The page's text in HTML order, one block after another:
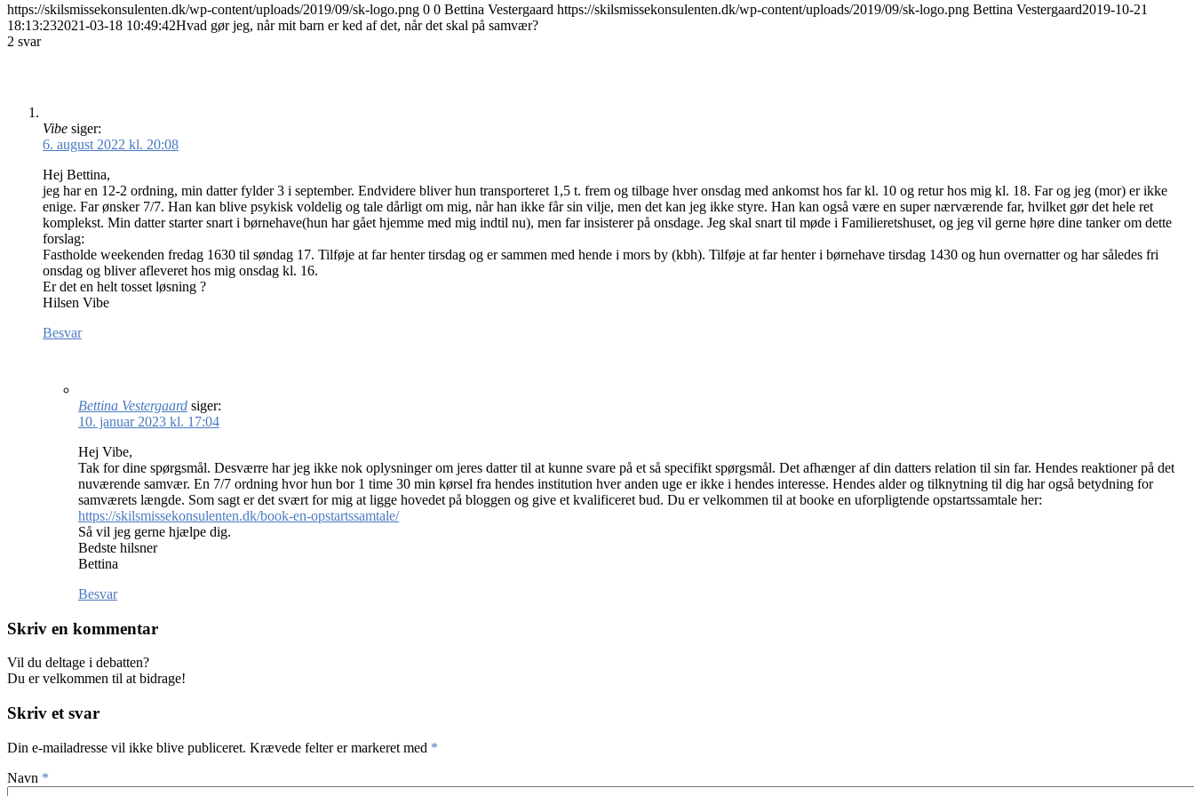
https://skilsmissekonsulenten.dk/wp-content/uploads/2019/09/sk-logo.png 0 0 Bettina Vestergaard https://skilsmissekonsulenten.dk/wp-content/uploads/2019/09/sk-logo.png Bettina Vestergaard2019-10-21
18:13:232021-03-18 10:49:42Hvad gør jeg, når mit barn er ked af det, når det skal på samvær?
2 svar
Vibe siger:
6. august 2022 kl. 20:08
Hej Bettina,
jeg har en 12-2 ordning, min datter fylder 3 i september. Endvidere bliver hun transporteret 1,5 t. frem og tilbage hver onsdag med ankomst hos far kl. 10 og retur hos mig kl. 18. Far og jeg (mor) er ikke
enige. Far ønsker 7/7. Han kan blive psykisk voldelig og tale dårligt om mig, når han ikke får sin vilje, men det kan jeg ikke styre. Han kan også være en super nærværende far, hvilket gør det hele ret
komplekst. Min datter starter snart i børnehave(hun har gået hjemme med mig indtil nu), men far insisterer på onsdage. Jeg skal snart til møde i Familieretshuset, og jeg vil gerne høre dine tanker om dette
forslag:
Fastholde weekenden fredag 1630 til søndag 17. Tilføje at far henter tirsdag og er sammen med hende i mors by (kbh). Tilføje at far henter i børnehave tirsdag 1430 og hun overnatter og har således fri
onsdag og bliver afleveret hos mig onsdag kl. 16.
Er det en helt tosset løsning ?
Hilsen Vibe
Besvar
Bettina Vestergaard siger:
10. januar 2023 kl. 17:04
Hej Vibe,
Tak for dine spørgsmål. Desværre har jeg ikke nok oplysninger om jeres datter til at kunne svare på et så specifikt spørgsmål. Det afhænger af din datters relation til sin far. Hendes reaktioner på det
nuværende samvær. En 7/7 ordning hvor hun bor 1 time 30 min kørsel fra hendes institution hver anden uge er ikke i hendes interesse. Hendes alder og tilknytning til dig har også betydning for
samværets længde. Som sagt er det svært for mig at ligge hovedet på bloggen og give et kvalificeret bud. Du er velkommen til at booke en uforpligtende opstartssamtale her:
https://skilsmissekonsulenten.dk/book-en-opstartssamtale/
Så vil jeg gerne hjælpe dig.
Bedste hilsner
Bettina
Besvar
Skriv en kommentar
Vil du deltage i debatten?
Du er velkommen til at bidrage!
Skriv et svar
Din e-mailadresse vil ikke blive publiceret. Krævede felter er markeret med *
Navn *